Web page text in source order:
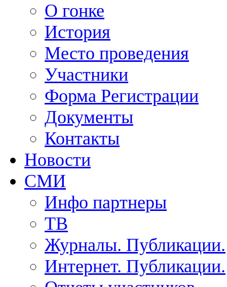
О гонке
История
Место проведения
Участники
Форма Регистрации
Документы
Контакты
Новости
СМИ
Инфо партнеры
ТВ
Журналы. Публикации.
Интернет. Публикации.